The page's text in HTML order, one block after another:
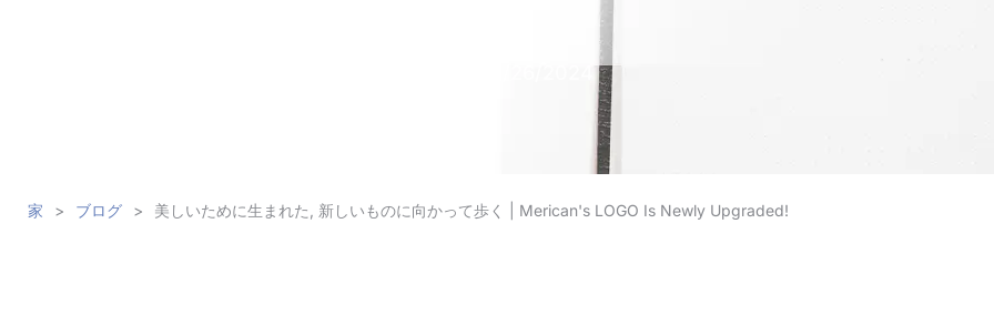
家 > ブログ > 美しいために生まれた, 新しいものに向かって歩く | Merican's LOGO Is Newly Upgraded!